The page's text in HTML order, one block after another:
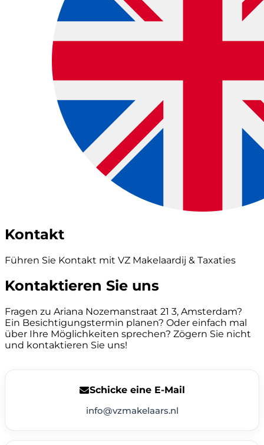
Kontakt
Führen Sie Kontakt mit VZ Makelaardij & Taxaties
Kontaktieren Sie uns
Fragen zu Ariana Nozemanstraat 21 3, Amsterdam?
Ein Besichtigungstermin planen? Oder einfach mal
über Ihre Möglichkeiten sprechen? Zögern Sie nicht
und kontaktieren Sie uns!
Schicke eine E-Mail
info@vzmakelaars.nl